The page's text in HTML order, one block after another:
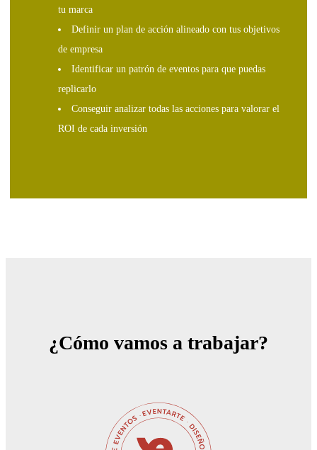
tu marca
Definir un plan de acción alineado con tus objetivos
de empresa
Identificar un patrón de eventos para que puedas
replicarlo
Conseguir analizar todas las acciones para valorar el
ROI de cada inversión
¿Cómo vamos a trabajar?